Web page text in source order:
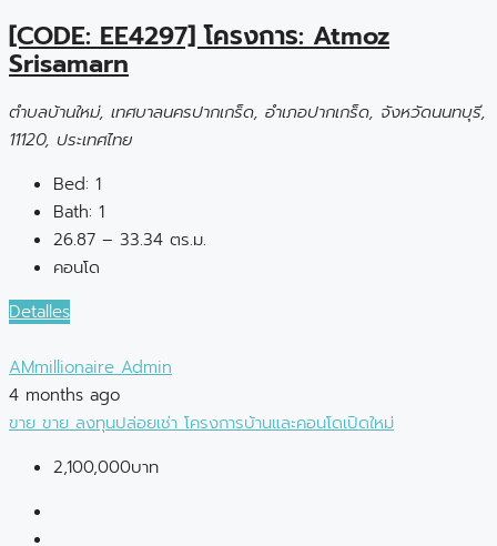
[CODE: EE4297] โครงการ: Atmoz
Srisamarn
ตำบลบ้านใหม่, เทศบาลนครปากเกร็ด, อำเภอปากเกร็ด, จังหวัดนนทบุรี,
11120, ประเทศไทย
Bed: 1
Bath: 1
26.87 – 33.34 ตร.ม.
คอนโด
Detalles
AMmillionaire Admin
4 months ago
ขาย ขาย ลงทุนปล่อยเช่า โครงการบ้านและคอนโดเปิดใหม่
2,100,000บาท